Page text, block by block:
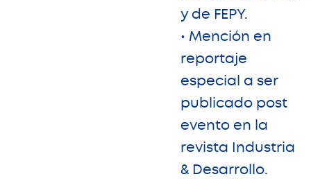
y de FEPY.
• Mención en
reportaje
especial a ser
publicado post
evento en la
revista Industria
& Desarrollo.